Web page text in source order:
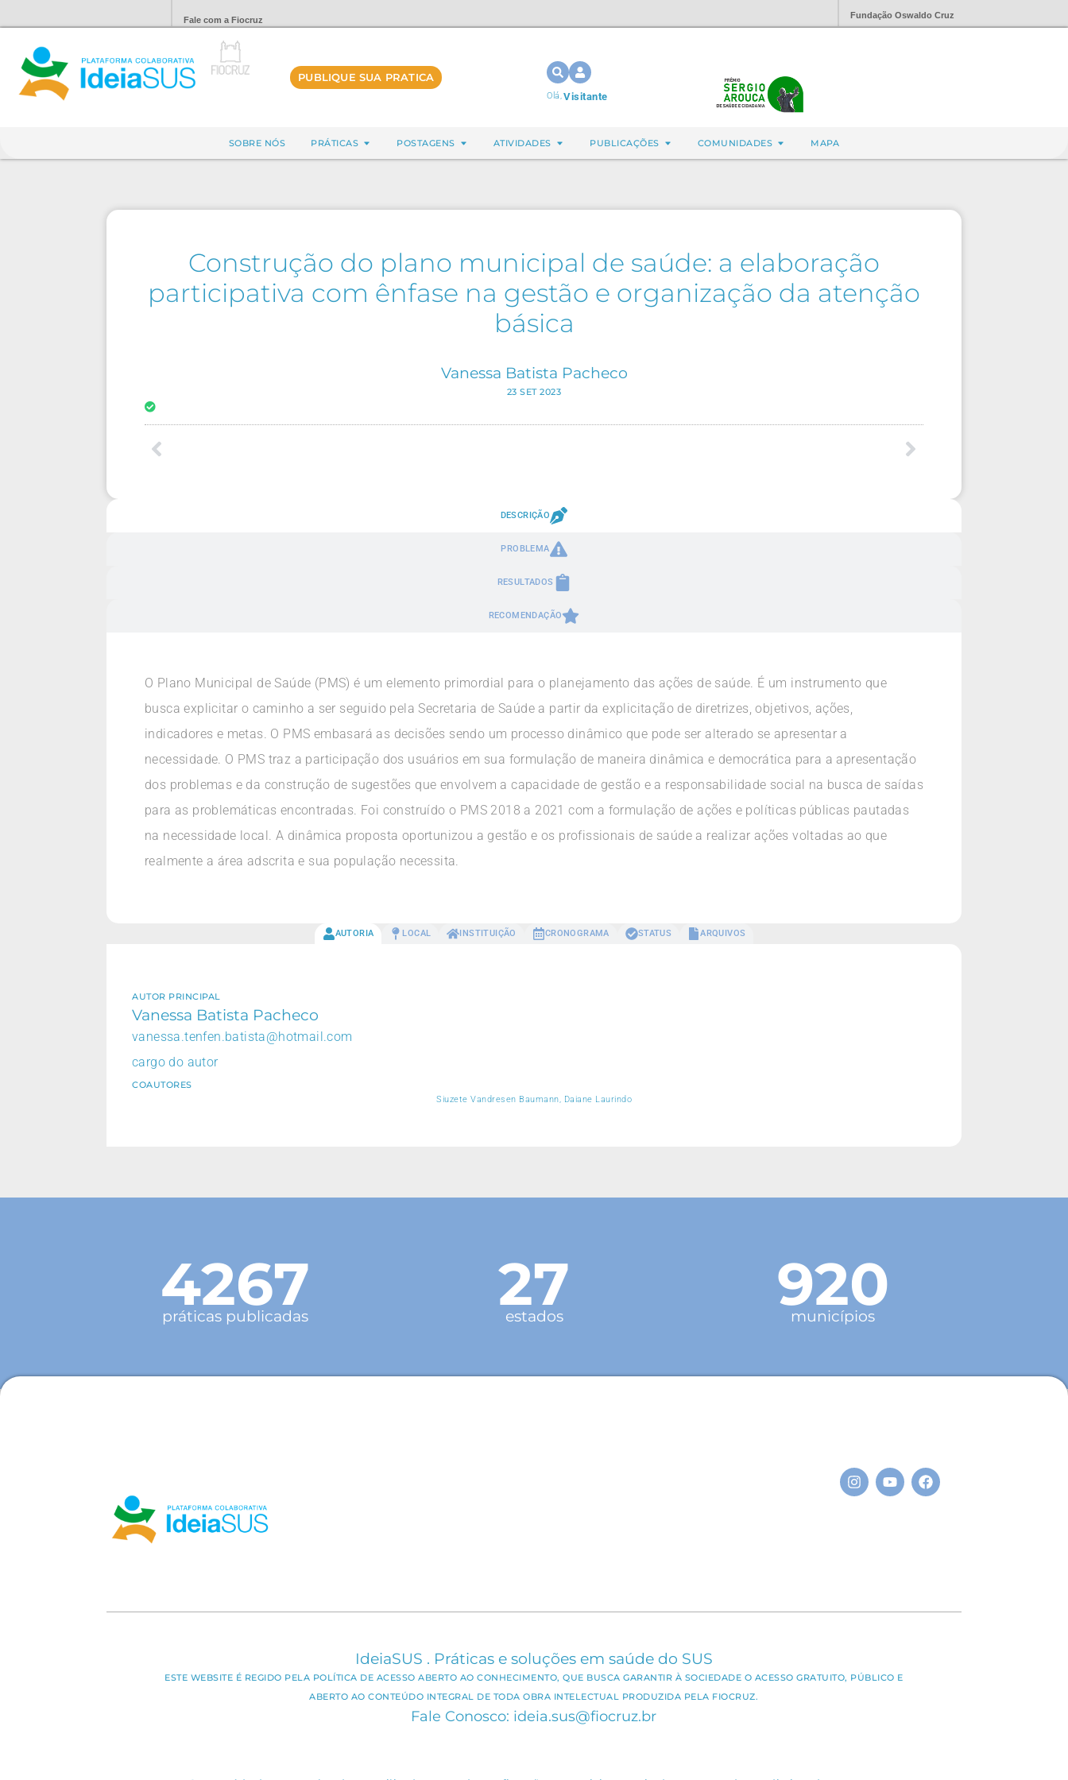
Fale com a Fiocruz Fundação Oswaldo Cruz
PUBLIQUE SUA PRATICA
Olá,Visitante
SOBRE NÓS PRÁTICAS POSTAGENS ATIVIDADES PUBLICAÇÕES COMUNIDADES MAPA
Construção do plano municipal de saúde: a elaboração
participativa com ênfase na gestão e organização da atenção
básica
Vanessa Batista Pacheco
23 SET 2023
DESCRIÇÃO
PROBLEMA
RESULTADOS
RECOMENDAÇÃO
O Plano Municipal de Saúde (PMS) é um elemento primordial para o planejamento das ações de saúde. É um instrumento que
busca explicitar o caminho a ser seguido pela Secretaria de Saúde a partir da explicitação de diretrizes, objetivos, ações,
indicadores e metas. O PMS embasará as decisões sendo um processo dinâmico que pode ser alterado se apresentar a
necessidade. O PMS traz a participação dos usuários em sua formulação de maneira dinâmica e democrática para a apresentação
dos problemas e da construção de sugestões que envolvem a capacidade de gestão e a responsabilidade social na busca de saídas
para as problemáticas encontradas. Foi construído o PMS 2018 a 2021 com a formulação de ações e políticas públicas pautadas
na necessidade local. A dinâmica proposta oportunizou a gestão e os profissionais de saúde a realizar ações voltadas ao que
realmente a área adscrita e sua população necessita.
AUTORIA LOCAL INSTITUIÇÃO CRONOGRAMA STATUS ARQUIVOS
AUTOR PRINCIPAL
Vanessa Batista Pacheco
vanessa.tenfen.batista@hotmail.com
cargo do autor
COAUTORES
Siuzete Vandresen Baumann, Daiane Laurindo
4267
práticas publicadas 27
estados 920
municípios
IdeiaSUS . Práticas e soluções em saúde do SUS
ESTE WEBSITE É REGIDO PELA POLÍTICA DE ACESSO ABERTO AO CONHECIMENTO, QUE BUSCA GARANTIR À SOCIEDADE O ACESSO GRATUITO, PÚBLICO E
ABERTO AO CONTEÚDO INTEGRAL DE TODA OBRA INTELECTUAL PRODUZIDA PELA FIOCRUZ.
Fale Conosco: ideia.sus@fiocruz.br